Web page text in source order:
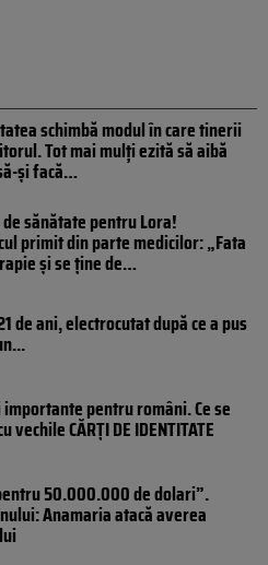
schimbă modul în care tinerii
Tot mai mulți ezită să aibă
și facă…
sănătate pentru Lora!
primit din parte medicilor: „Fata
și se ține de…
de ani, electrocutat după ce a pus
pentru români. Ce se
vechile CĂRȚI DE IDENTITATE
50.000.000 de dolari”.
Anamaria atacă averea